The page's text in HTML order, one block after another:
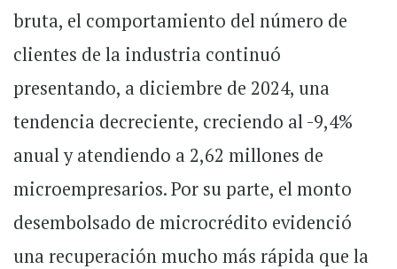
bruta, el comportamiento del número de
clientes de la industria continuó
presentando, a diciembre de 2024, una
tendencia decreciente, creciendo al -9,4%
anual y atendiendo a 2,62 millones de
microempresarios. Por su parte, el monto
desembolsado de microcrédito evidenció
una recuperación mucho más rápida que la